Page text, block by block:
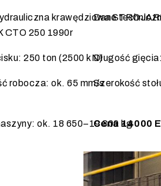
krawędziowa
CTO 250 1990r
Dane
250 ton (2500 kN)Długość
robocza: ok. 65 mm/sSzerokość
ok. 18 650–19 300 kg
Cena 14000